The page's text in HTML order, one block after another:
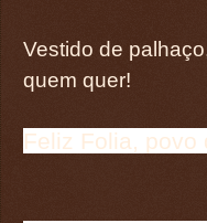
Vestido de
quem quer!
Feliz Folia, povo